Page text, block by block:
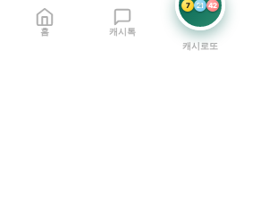
홈 캐시톡
7 21 42
캐시로또